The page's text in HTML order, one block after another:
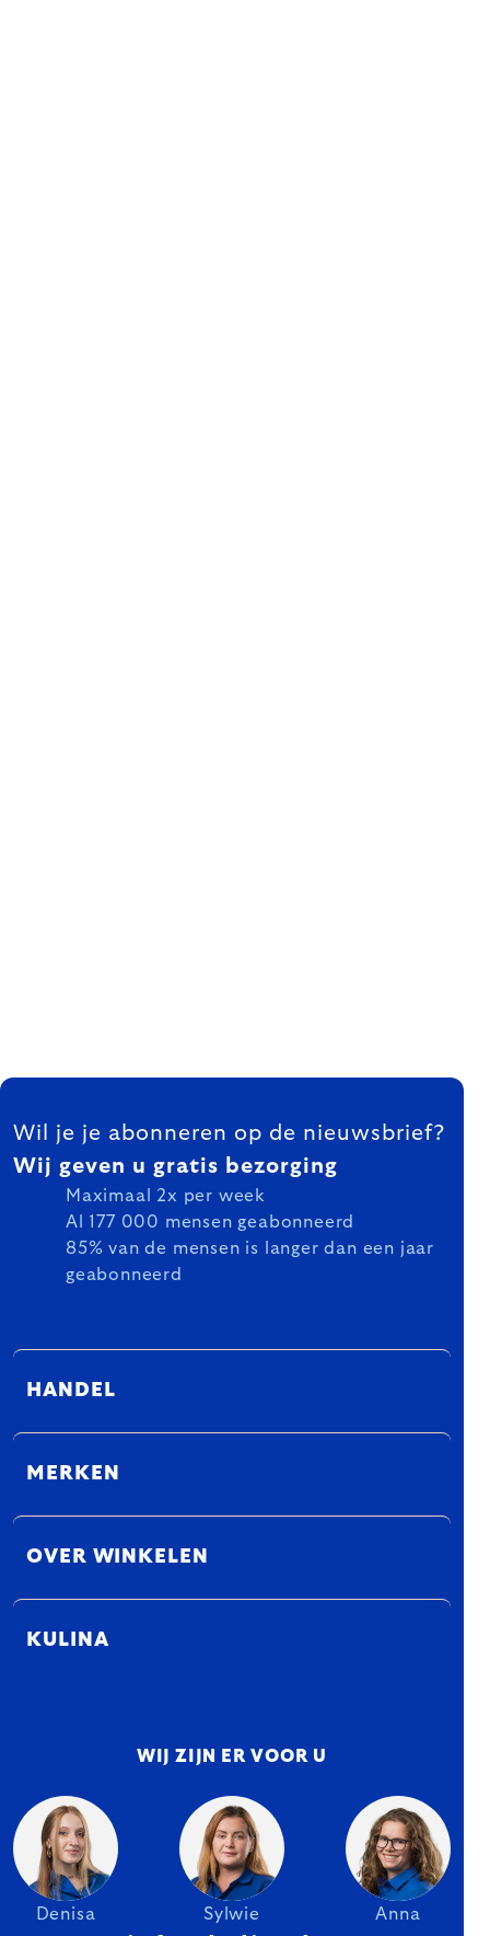
FOOTER
Wil je je abonneren op de nieuwsbrief?
Wij geven u gratis bezorging
Maximaal 2x per week
Al 177 000 mensen geabonneerd
85% van de mensen is langer dan een jaar
geabonneerd
HANDEL
MERKEN
OVER WINKELEN
KULINA
WIJ ZIJN ER VOOR U
Denisa Sylwie Anna